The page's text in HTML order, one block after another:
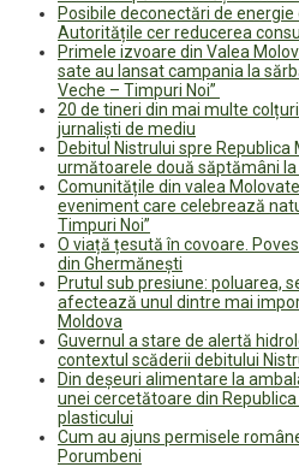
Posibile deconectări de
Autoritățile cer reducerea
Primele izvoare din Valea
sate au lansat campania la
Veche – Timpuri Noi”
20 de tineri din mai multe
jurnaliști de mediu
Debitul Nistrului spre Republica
următoarele două săptămâni la
Comunitățile din valea
eveniment care celebrează
Timpuri Noi”
O viață țesută în covoare.
din Ghermănești
Prutul sub presiune: poluarea,
afectează unul dintre mai
Moldova
Guvernul a stare de alertă
contextul scăderii debitului
Din deșeuri alimentare la
unei cercetătoare din
plasticului
Cum au ajuns permisele
Porumbeni